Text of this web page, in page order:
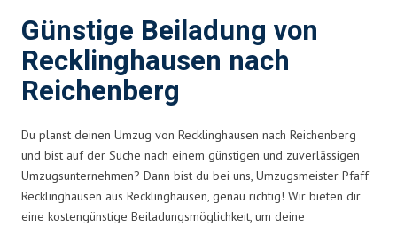
Günstige Beiladung von
Recklinghausen nach
Reichenberg
Du planst deinen Umzug von Recklinghausen nach Reichenberg
und bist auf der Suche nach einem günstigen und zuverlässigen
Umzugsunternehmen? Dann bist du bei uns, Umzugsmeister Pfaff
Recklinghausen aus Recklinghausen, genau richtig! Wir bieten dir
eine kostengünstige Beiladungsmöglichkeit, um deine